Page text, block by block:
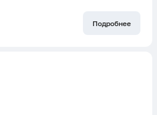
Подробнее